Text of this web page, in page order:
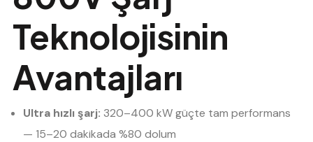
Teknolojisinin
Avantajları
Ultra hızlı şarj: 320–400 kW güçte tam performans
— 15–20 dakikada %80 dolum